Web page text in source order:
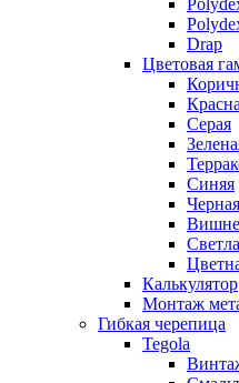
Drap
Цветовая
Серая
Синяя
Черная
Калькулятор
Монтаж
Гибкая черепица
Tegola